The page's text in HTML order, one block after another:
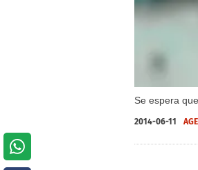
Se espera
2014-06-11